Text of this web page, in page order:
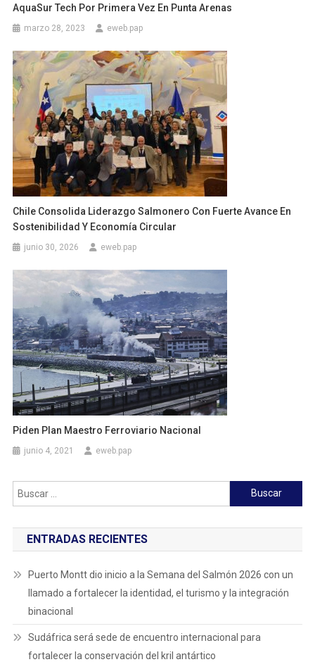
AquaSur Tech Por Primera Vez En Punta Arenas
marzo 28, 2023 eweb.pap
Chile Consolida Liderazgo Salmonero Con Fuerte Avance En
Sostenibilidad Y Economía Circular
junio 30, 2026 eweb.pap
Piden Plan Maestro Ferroviario Nacional
junio 4, 2021 eweb.pap
Buscar:
ENTRADAS RECIENTES
Puerto Montt dio inicio a la Semana del Salmón 2026 con un
llamado a fortalecer la identidad, el turismo y la integración
binacional
Sudáfrica será sede de encuentro internacional para
fortalecer la conservación del kril antártico